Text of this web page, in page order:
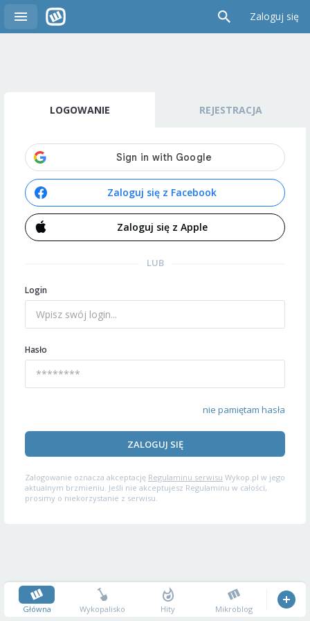
Zaloguj się
LOGOWANIE REJESTRACJA
Zaloguj się z Facebook
Zaloguj się z Apple
LUB
Login
Hasło
nie pamiętam hasła
ZALOGUJ SIĘ
Zalogowanie oznacza akceptację Regulaminu serwisu Wykop.pl w jego
aktualnym brzmieniu. Jeśli nie akceptujesz Regulaminu w całości,
prosimy o niekorzystanie z serwisu.
Główna Wykopalisko Hity Mikroblog